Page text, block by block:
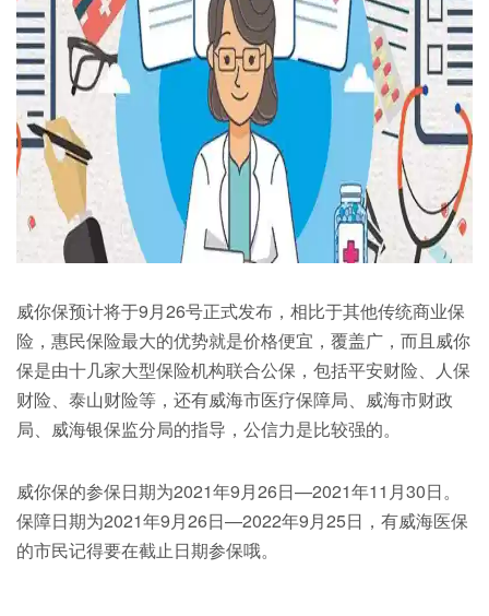
威你保预计将于9月26号正式发布，相比于其他传统商业保
险，惠民保险最大的优势就是价格便宜，覆盖广，而且威你
保是由十几家大型保险机构联合公保，包括平安财险、人保
财险、泰山财险等，还有威海市医疗保障局、威海市财政
局、威海银保监分局的指导，公信力是比较强的。
威你保的参保日期为2021年9月26日—2021年11月30日。
保障日期为2021年9月26日—2022年9月25日，有威海医保
的市民记得要在截止日期参保哦。